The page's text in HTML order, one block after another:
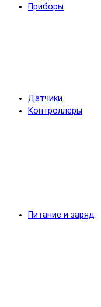
Приборы
Датчики
Контроллеры
Питание и заряд